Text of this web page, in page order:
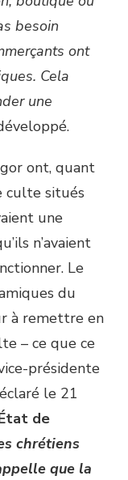
besoin
ont
Cela
une
ont, quant
culte situés
une
n’avaient
Le
du
à remettre en
– ce que ce
présidente
le 21
de
chrétiens
que la